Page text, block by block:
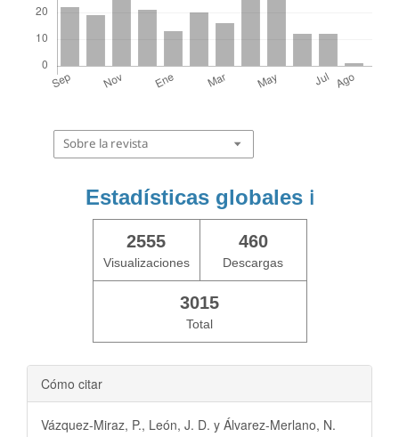
Sobre la revista
Estadísticas globales ℹ️
2555
Visualizaciones
460
Descargas
3015
Total
Cómo citar
Vázquez-Miraz, P., León, J. D. y Álvarez-Merlano, N.